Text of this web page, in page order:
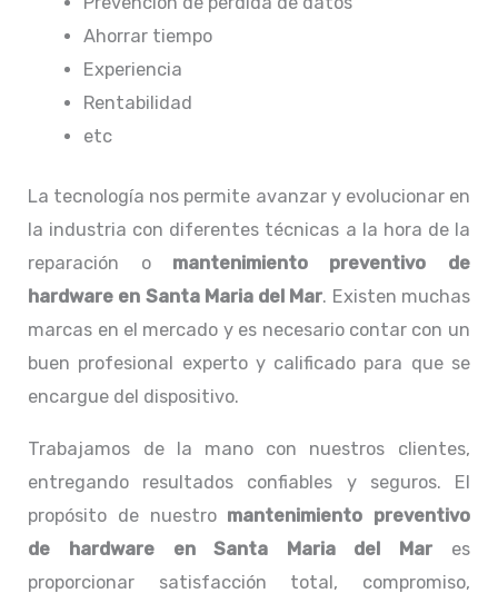
Ahorrar tiempo
Experiencia
Rentabilidad
etc
La tecnología nos permite avanzar y evolucionar en
la industria con diferentes técnicas a la hora de la
reparación o mantenimiento preventivo de
hardware en Santa Maria del Mar. Existen muchas
marcas en el mercado y es necesario contar con un
buen profesional experto y calificado para que se
encargue del dispositivo.
Trabajamos de la mano con nuestros clientes,
entregando resultados confiables y seguros. El
propósito de nuestro mantenimiento preventivo
de hardware en Santa Maria del Mar es
proporcionar satisfacción total, compromiso,